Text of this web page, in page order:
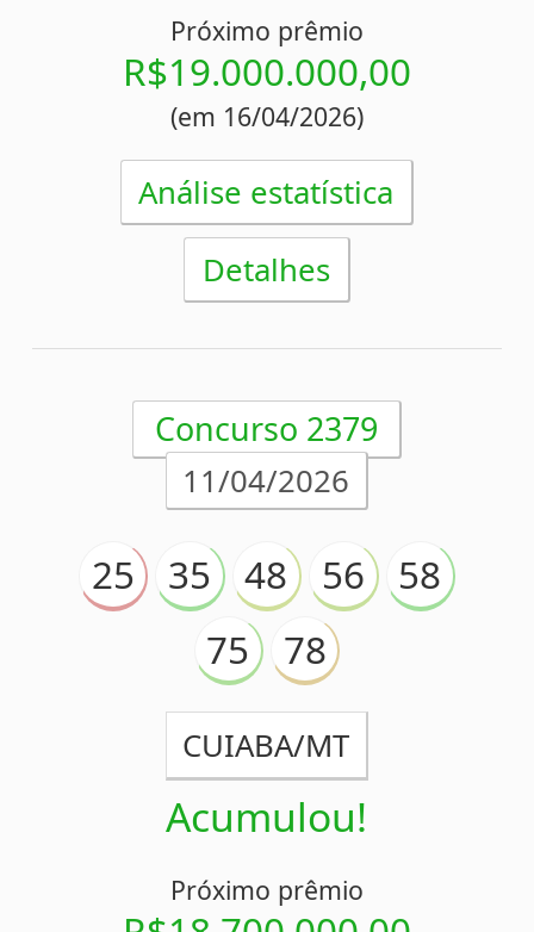
Próximo prêmio
R$17.600.000,00
(em 11/04/2026)
Análise estatística
Detalhes
Acesse o conferidor de
apostas da Timemania
2 3 4 5
6
9 10
Estatísticas da Timemania
Palpites Estatísticos da Timemania